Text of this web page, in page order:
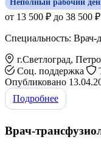
Неполный рабочий
от 13 500 ₽ до 38 500 ₽
Специальность: Врач-
г.Светлоград,
Соц. поддержка
Опубликовано
Подробнее
Врач-